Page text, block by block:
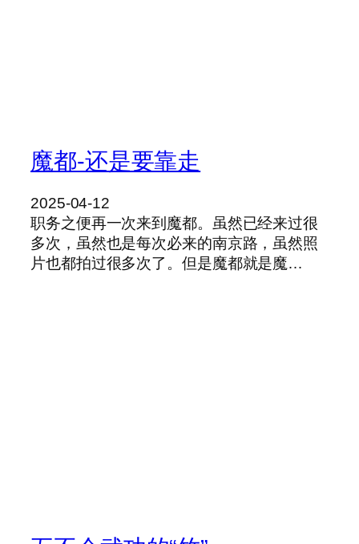
魔都-还是要靠走
2025-04-12
职务之便再一次来到魔都。虽然已经来过很
多次，虽然也是每次必来的南京路，虽然照
片也都拍过很多次了。但是魔都就是魔…